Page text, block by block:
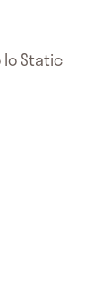
lo Static